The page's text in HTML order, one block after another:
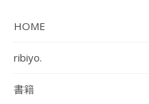
HOME
ribiyo.
書籍